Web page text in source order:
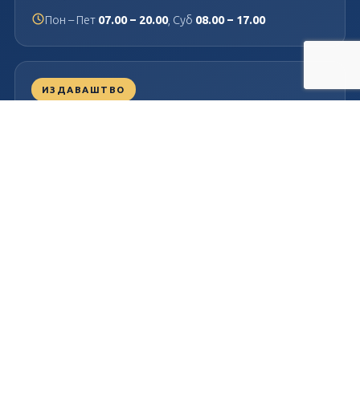
Пон – Пет 07.00 – 20.00, Суб 08.00 – 17.00
ИЗДАВАШТВО